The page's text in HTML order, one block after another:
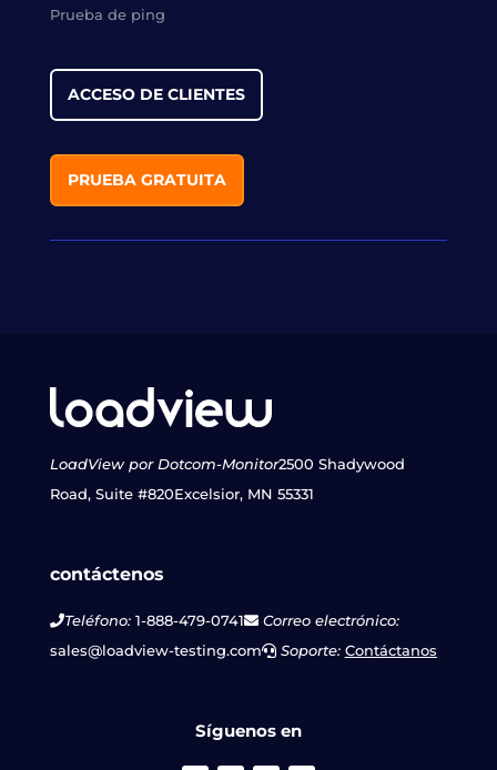
Prueba de ping
ACCESO DE CLIENTES
PRUEBA GRATUITA
LoadView por Dotcom-Monitor2500 Shadywood
Road, Suite #820Excelsior, MN 55331
contáctenos
Teléfono:1-888-479-0741
Correo electrónico:
sales@loadview-testing.com
Soporte: Contáctanos
Síguenos en